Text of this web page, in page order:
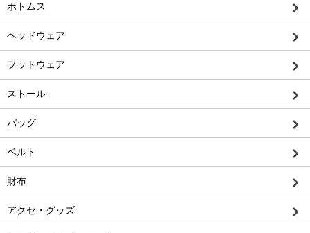
ボトムス
ヘッドウェア
フットウェア
ストール
バッグ
ベルト
財布
アクセ・グッズ